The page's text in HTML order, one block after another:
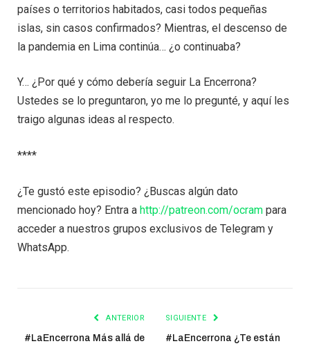
países o territorios habitados, casi todos pequeñas
islas, sin casos confirmados? Mientras, el descenso de
la pandemia en Lima continúa… ¿o continuaba?
Y… ¿Por qué y cómo debería seguir La Encerrona?
Ustedes se lo preguntaron, yo me lo pregunté, y aquí les
traigo algunas ideas al respecto.
****
¿Te gustó este episodio? ¿Buscas algún dato
mencionado hoy? Entra a http://patreon.com/ocram para
acceder a nuestros grupos exclusivos de Telegram y
WhatsApp.
ANTERIOR
#LaEncerrona Más allá de
SIGUIENTE
#LaEncerrona ¿Te están